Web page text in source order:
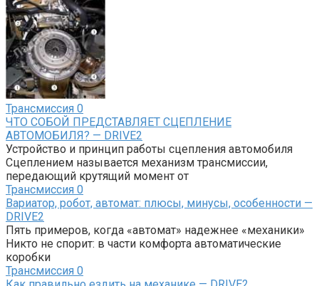
Трансмиссия 0
ЧТО СОБОЙ ПРЕДСТАВЛЯЕТ СЦЕПЛЕНИЕ
АВТОМОБИЛЯ? — DRIVE2
Устройство и принцип работы сцепления автомобиля
Сцеплением называется механизм трансмиссии,
передающий крутящий момент от
Трансмиссия 0
Вариатор, робот, автомат: плюсы, минусы, особенности —
DRIVE2
Пять примеров, когда «автомат» надежнее «механики»
Никто не спорит: в части комфорта автоматические
коробки
Трансмиссия 0